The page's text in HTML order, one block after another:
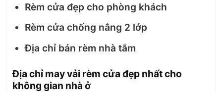
Rèm cửa đẹp cho phòng khách
Rèm cửa chống nắng 2 lớp
Địa chỉ bán rèm nhà tắm
Địa chỉ may vải rèm cửa đẹp nhất cho
không gian nhà ở